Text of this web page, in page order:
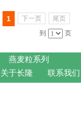
1 下一页
尾页
到
页
燕麦粒系列
关于长隆 联系我们